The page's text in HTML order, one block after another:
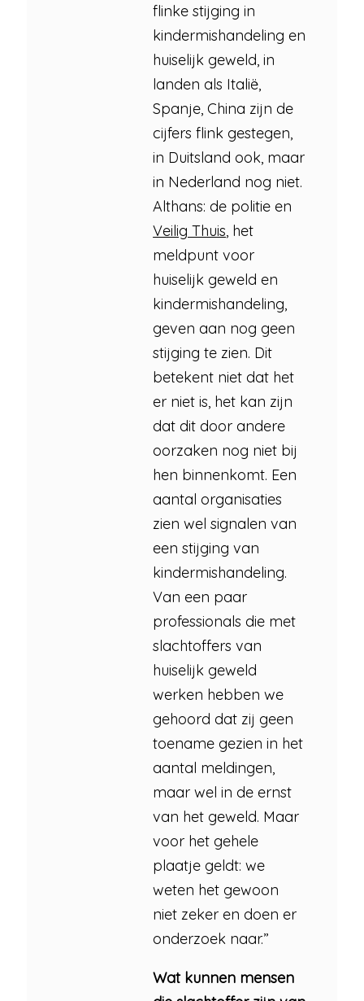
flinke stijging in
kindermishandeling en
huiselijk geweld, in
landen als Italië,
Spanje, China zijn de
cijfers flink gestegen,
in Duitsland ook, maar
in Nederland nog niet.
Althans: de politie en
Veilig Thuis , het
meldpunt voor
huiselijk geweld en
kindermishandeling,
geven aan nog geen
stijging te zien. Dit
betekent niet dat het
er niet is, het kan zijn
dat dit door andere
oorzaken nog niet bij
hen binnenkomt. Een
aantal organisaties
zien wel signalen van
een stijging van
kindermishandeling.
Van een paar
professionals die met
slachtoffers van
huiselijk geweld
werken hebben we
gehoord dat zij geen
toename gezien in het
aantal meldingen,
maar wel in de ernst
van het geweld. Maar
voor het gehele
plaatje geldt: we
weten het gewoon
niet zeker en doen er
onderzoek naar.”
Wat kunnen mensen